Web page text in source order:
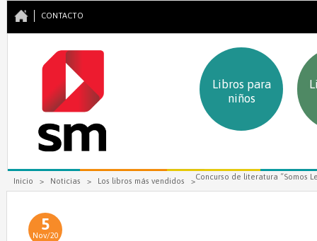
CONTACTO
Libros para
niños
Se encuentra usted aquí
Inicio > Noticias > Los libros más vendidos >Concurso de literatura “Somos
5
Nov/20